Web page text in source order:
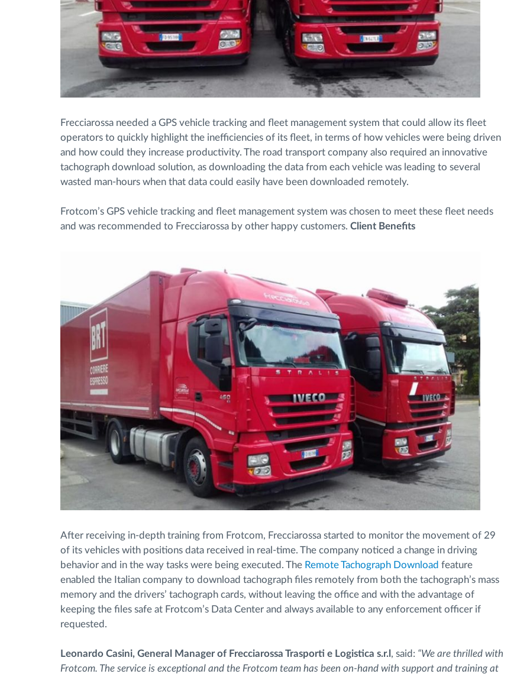
Frecciarossa needed a GPS vehicle tracking and fleet management system that could allow its fleet
operators to quickly highlight the inefficiencies of its fleet, in terms of how vehicles were being driven
and how could they increase productivity. The road transport company also required an innovative
tachograph download solution, as downloading the data from each vehicle was leading to several
wasted man-hours when that data could easily have been downloaded remotely.
Frotcom’s GPS vehicle tracking and fleet management system was chosen to meet these fleet needs
and was recommended to Frecciarossa by other happy customers. Client Benefits
After receiving in-depth training from Frotcom, Frecciarossa started to monitor the movement of 29
of its vehicles with positions data received in real-time. The company noticed a change in driving
behavior and in the way tasks were being executed. The Remote Tachograph Download feature
enabled the Italian company to download tachograph files remotely from both the tachograph’s mass
memory and the drivers’ tachograph cards, without leaving the office and with the advantage of
keeping the files safe at Frotcom’s Data Center and always available to any enforcement officer if
requested.
Leonardo Casini, General Manager of Frecciarossa Trasporti e Logistica s.r.l , said: “We are thrilled with
Frotcom. The service is exceptional and the Frotcom team has been on-hand with support and training at